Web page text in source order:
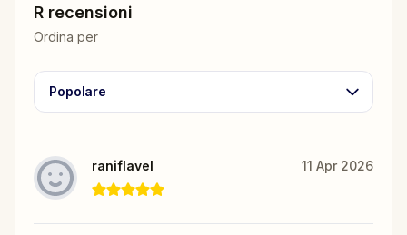
R recensioni
Ordina per
Popolare
raniflavel 11 Apr 2026